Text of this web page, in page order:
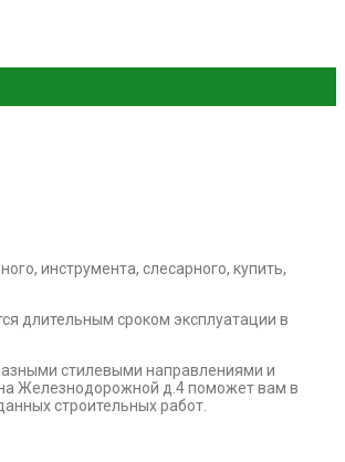
длительным сроком эксплуатации в
стилевыми направлениями и
Железнодорожной д.4 поможет вам в
строительных работ.